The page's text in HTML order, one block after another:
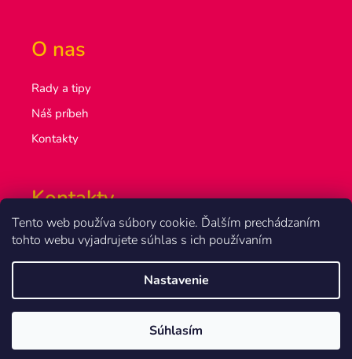
Tento web používa súbory cookie. Ďalším prechádzaním
tohto webu vyjadrujete súhlas s ich používaním
Nastavenie
Súhlasím
O nas
Rady a tipy
Náš príbeh
Kontakty
Kontakty
info@olsakovi.sk
+420 777 851 918
Vytvoril Shoptet
Copyright 2026Olšákovi.sk. Všetky práva vyhradené.